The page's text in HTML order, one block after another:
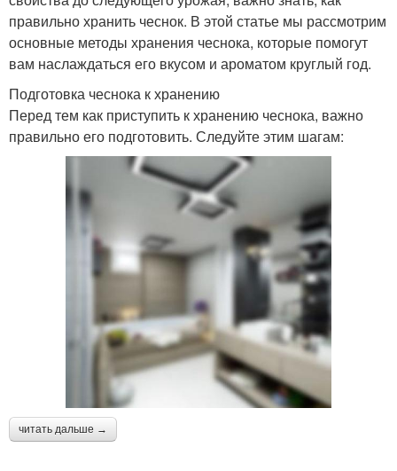
правильно хранить чеснок. В этой статье мы рассмотрим
основные методы хранения чеснока, которые помогут
вам наслаждаться его вкусом и ароматом круглый год.
Подготовка чеснока к хранению
Перед тем как приступить к хранению чеснока, важно
правильно его подготовить. Следуйте этим шагам:
читать дальше →